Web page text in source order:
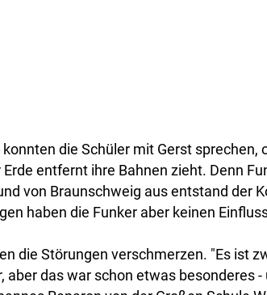
die Schüler mit Gerst sprechen,
entfernt ihre Bahnen zieht. Denn
von Braunschweig aus entstand der
haben die Funker aber keinen
die Störungen verschmerzen. "Es ist
aber das war schon etwas besonderes